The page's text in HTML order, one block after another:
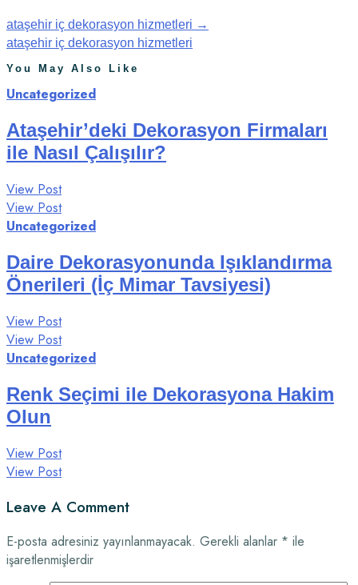
ataşehir iç dekorasyon hizmetleri →
ataşehir iç dekorasyon hizmetleri
You May Also Like
Uncategorized
Ataşehir’deki Dekorasyon Firmaları
ile Nasıl Çalışılır?
View Post
View Post
Uncategorized
Daire Dekorasyonunda Işıklandırma
Önerileri (İç Mimar Tavsiyesi)
View Post
View Post
Uncategorized
Renk Seçimi ile Dekorasyona Hakim
Olun
View Post
View Post
Leave A Comment
E-posta adresiniz yayınlanmayacak. Gerekli alanlar * ile
işaretlenmişlerdir